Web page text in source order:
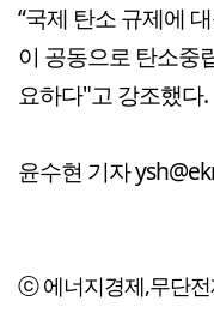
“국제 탄소 규제에
이 공동으로 탄소중
요하다"고 강조했다.
윤수현 기자
ⓒ 에너지경제,무단전